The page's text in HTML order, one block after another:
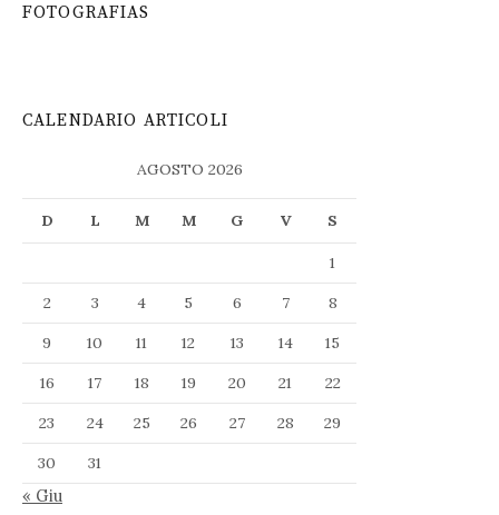
FOTOGRAFIAS
CALENDARIO ARTICOLI
AGOSTO 2026
D L M M G V S
1
2
3 4 5 6 7
8
9
10 11 12 13 14
15
16
17 18 19 20 21
22
23
24 25 26 27 28
29
30
31
« Giu